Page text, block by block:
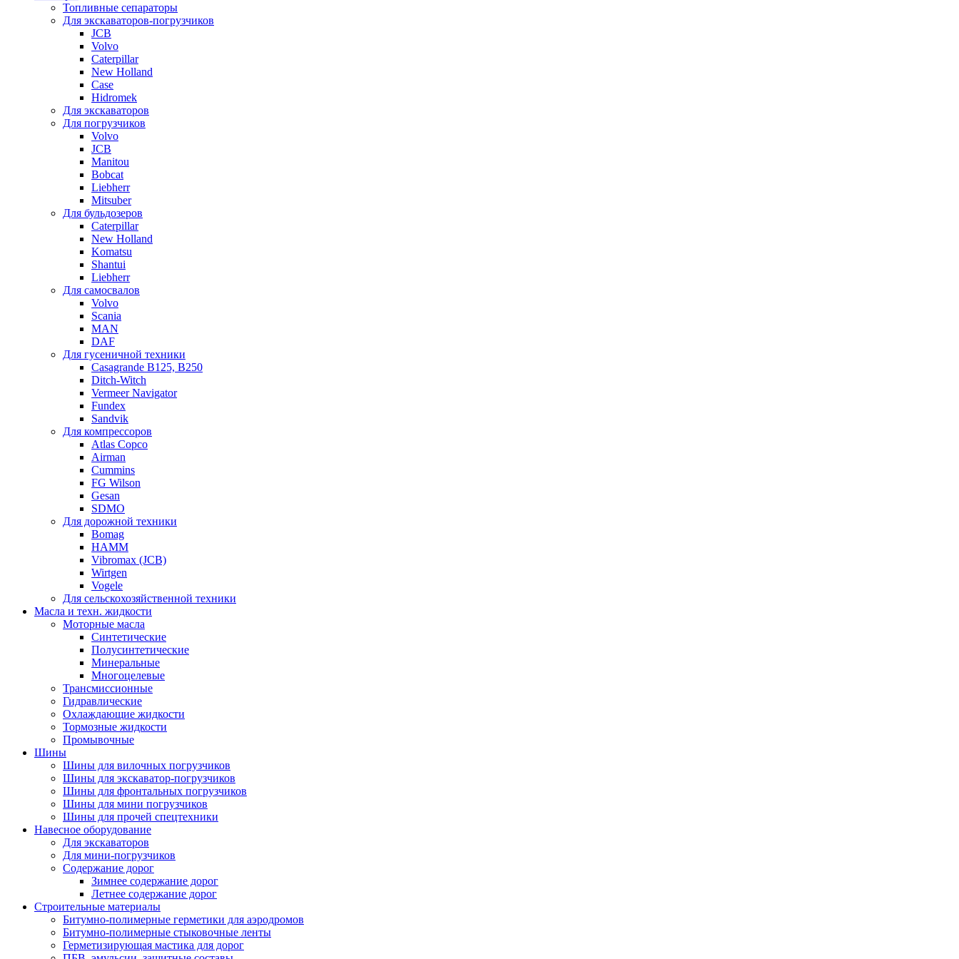
Топливные сепараторы
Для экскаваторов-погрузчиков
JCB
Volvo
Caterpillar
New Holland
Case
Hidromek
Для экскаваторов
Для погрузчиков
Volvo
JCB
Manitou
Bobcat
Liebherr
Mitsuber
Для бульдозеров
Caterpillar
New Holland
Komatsu
Shantui
Liebherr
Для самосвалов
Volvo
Scania
MAN
DAF
Для гусеничной техники
Casagrande B125, B250
Ditch-Witch
Vermeer Navigator
Fundex
Sandvik
Для компрессоров
Atlas Copco
Airman
Cummins
FG Wilson
Gesan
SDMO
Для дорожной техники
Bomag
HAMM
Vibromax (JCB)
Wirtgen
Vogele
Для сельскохозяйственной техники
Масла и техн. жидкости
Моторные масла
Синтетические
Полусинтетические
Минеральные
Многоцелевые
Трансмиссионные
Гидравлические
Охлаждающие жидкости
Тормозные жидкости
Промывочные
Шины
Шины для вилочных погрузчиков
Шины для экскаватор-погрузчиков
Шины для фронтальных погрузчиков
Шины для мини погрузчиков
Шины для прочей спецтехники
Навесное оборудование
Для экскаваторов
Для мини-погрузчиков
Содержание дорог
Зимнее содержание дорог
Летнее содержание дорог
Строительные материалы
Битумно-полимерные герметики для аэродромов
Битумно-полимерные стыковочные ленты
Герметизирующая мастика для дорог